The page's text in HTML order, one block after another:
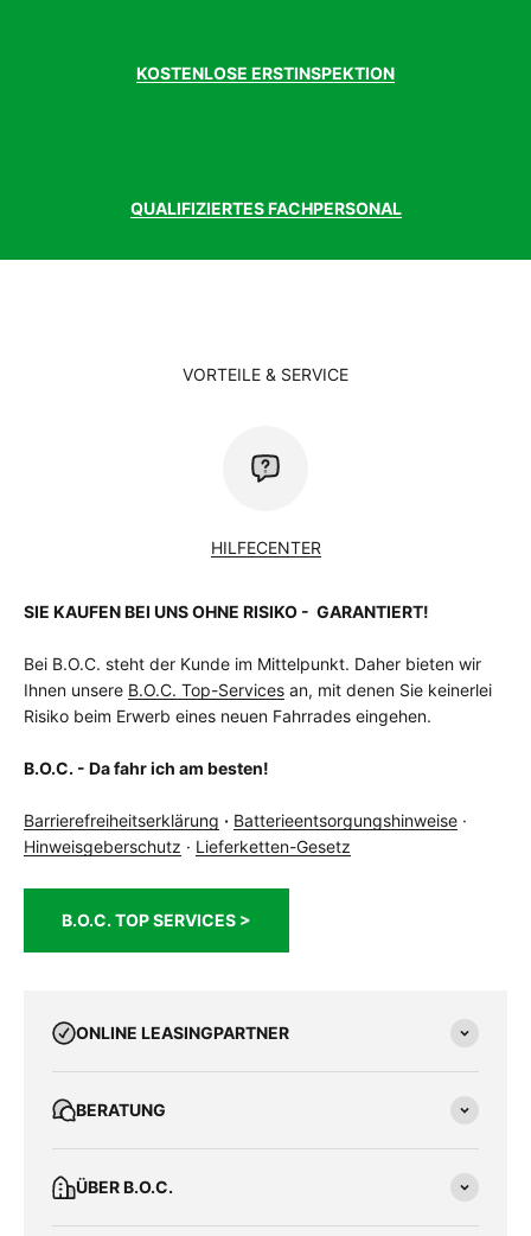
KOSTENLOSE ERSTINSPEKTION
QUALIFIZIERTES FACHPERSONAL
VORTEILE & SERVICE
HILFECENTER
SIE KAUFEN BEI UNS OHNE RISIKO - GARANTIERT!
Bei B.O.C. steht der Kunde im Mittelpunkt. Daher bieten wir
Ihnen unsere B.O.C. Top-Services an, mit denen Sie keinerlei
Risiko beim Erwerb eines neuen Fahrrades eingehen.
B.O.C. - Da fahr ich am besten!
Barrierefreiheitserklärung · Batterieentsorgungshinweise ·
Hinweisgeberschutz · Lieferketten-Gesetz
B.O.C. TOP SERVICES >
ONLINE LEASINGPARTNER
BERATUNG
ÜBER B.O.C.